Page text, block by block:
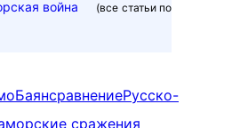
война (все статьи по
БаянсравнениеРусско-
морские сражения